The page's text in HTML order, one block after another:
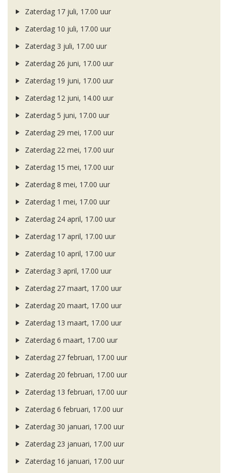
Zaterdag 17 juli, 17.00 uur
Zaterdag 10 juli, 17.00 uur
Zaterdag 3 juli, 17.00 uur
Zaterdag 26 juni, 17.00 uur
Zaterdag 19 juni, 17.00 uur
Zaterdag 12 juni, 14.00 uur
Zaterdag 5 juni, 17.00 uur
Zaterdag 29 mei, 17.00 uur
Zaterdag 22 mei, 17.00 uur
Zaterdag 15 mei, 17.00 uur
Zaterdag 8 mei, 17.00 uur
Zaterdag 1 mei, 17.00 uur
Zaterdag 24 april, 17.00 uur
Zaterdag 17 april, 17.00 uur
Zaterdag 10 april, 17.00 uur
Zaterdag 3 april, 17.00 uur
Zaterdag 27 maart, 17.00 uur
Zaterdag 20 maart, 17.00 uur
Zaterdag 13 maart, 17.00 uur
Zaterdag 6 maart, 17.00 uur
Zaterdag 27 februari, 17.00 uur
Zaterdag 20 februari, 17.00 uur
Zaterdag 13 februari, 17.00 uur
Zaterdag 6 februari, 17.00 uur
Zaterdag 30 januari, 17.00 uur
Zaterdag 23 januari, 17.00 uur
Zaterdag 16 januari, 17.00 uur